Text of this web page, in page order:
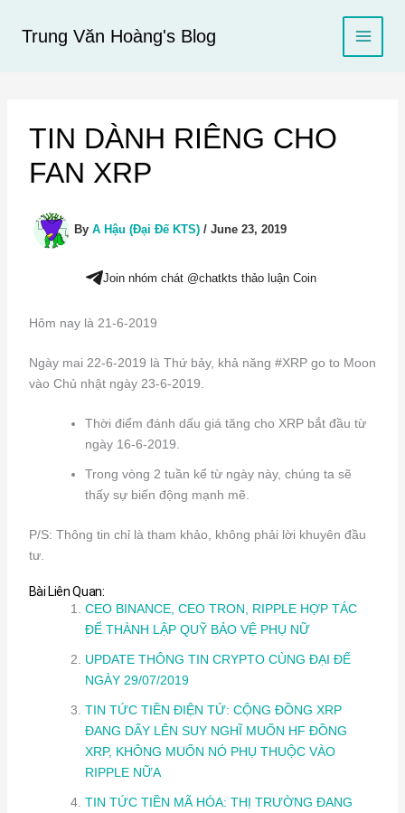
Trung Văn Hoàng's Blog
TIN DÀNH RIÊNG CHO
FAN XRP
By A Hậu (Đại Đế KTS) / June 23, 2019
Join nhóm chát @chatkts thảo luận Coin
Hôm nay là 21-6-2019
Ngày mai 22-6-2019 là Thứ bảy, khả năng #XRP go to Moon
vào Chủ nhật ngày 23-6-2019.
Thời điểm đánh dấu giá tăng cho XRP bắt đầu từ
ngày 16-6-2019.
Trong vòng 2 tuần kể từ ngày này, chúng ta sẽ
thấy sự biến động mạnh mẽ.
P/S: Thông tin chỉ là tham khảo, không phải lời khuyên đầu
tư.
Bài Liên Quan:
CEO BINANCE, CEO TRON, RIPPLE HỢP TÁC
ĐỂ THÀNH LẬP QUỸ BẢO VỆ PHỤ NỮ
UPDATE THÔNG TIN CRYPTO CÙNG ĐẠI ĐẾ
NGÀY 29/07/2019
TIN TỨC TIỀN ĐIỆN TỬ: CỘNG ĐỒNG XRP
ĐANG DẤY LÊN SUY NGHĨ MUỐN HF ĐỒNG
XRP, KHÔNG MUỐN NÓ PHỤ THUỘC VÀO
RIPPLE NỮA
TIN TỨC TIỀN MÃ HÓA: THỊ TRƯỜNG ĐANG